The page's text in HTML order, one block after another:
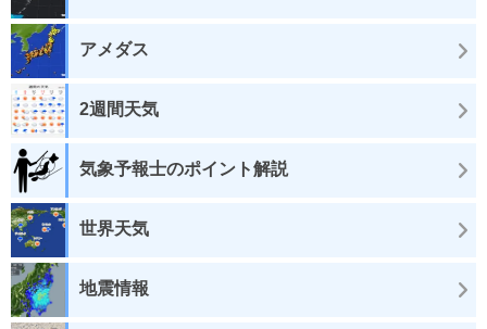
アメダス
2週間天気
気象予報士のポイント解説
世界天気
地震情報